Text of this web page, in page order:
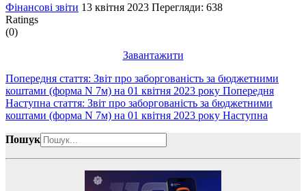
Фінансові звіти 13 квітня 2023 Перегляди: 638
Ratings
(0)
Завантажити
Попередня стаття: Звіт про заборгованість за бюджетними
коштами (форма N 7м) на 01 квітня 2023 року Попередня
Наступна стаття: Звіт про заборгованість за бюджетними
коштами (форма N 7м) на 01 квітня 2023 року Наступна
Пошук